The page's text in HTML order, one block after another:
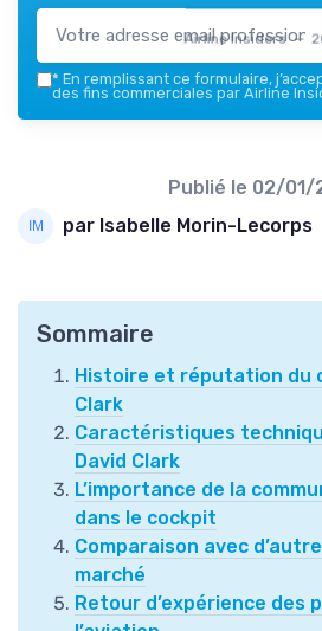
Airline Insiders —
* En remplissant ce formulaire,
des fins commerciales par Airline
Publié le 02/01/
par Isabelle Morin-Lecorps
Sommaire
Histoire et réputation du
Clark
Caractéristiques
David Clark
L’importance de la
dans le cockpit
Comparaison avec
marché
Retour d’expérience des